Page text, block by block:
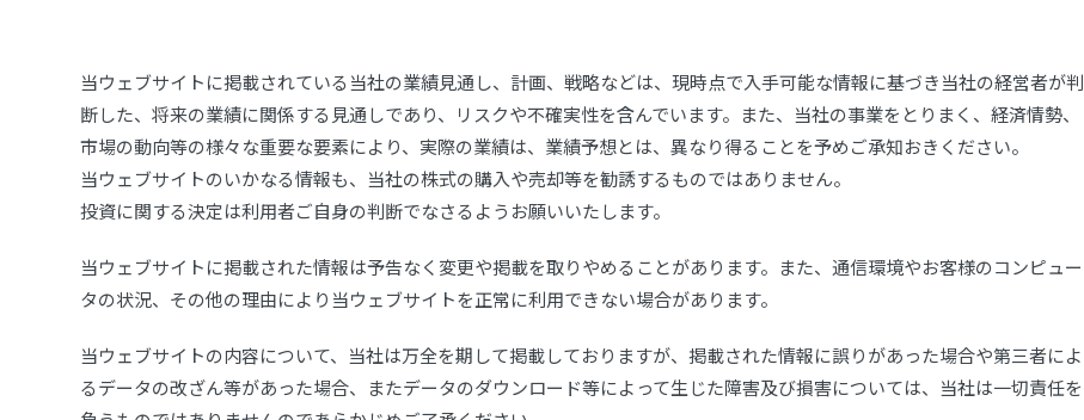
当ウェブサイトに掲載されている当社の業績見通し、計画、戦略などは、現時点で入手可能な情報に基づき当社の経営者が判
断した、将来の業績に関係する見通しであり、リスクや不確実性を含んでいます。また、当社の事業をとりまく、経済情勢、
市場の動向等の様々な重要な要素により、実際の業績は、業績予想とは、異なり得ることを予めご承知おきください。
当ウェブサイトのいかなる情報も、当社の株式の購入や売却等を勧誘するものではありません。
投資に関する決定は利用者ご自身の判断でなさるようお願いいたします。
当ウェブサイトに掲載された情報は予告なく変更や掲載を取りやめることがあります。また、通信環境やお客様のコンピュー
タの状況、その他の理由により当ウェブサイトを正常に利用できない場合があります。
当ウェブサイトの内容について、当社は万全を期して掲載しておりますが、掲載された情報に誤りがあった場合や第三者によ
るデータの改ざん等があった場合、またデータのダウンロード等によって生じた障害及び損害については、当社は一切責任を